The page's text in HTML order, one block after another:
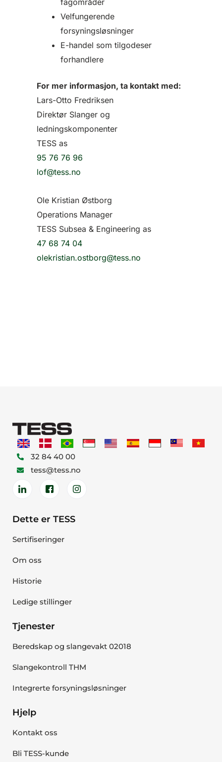
fagområder
Velfungerende
forsyningsløsninger
E-handel som tilgodeser
forhandlere
For mer informasjon, ta kontakt med:
Lars-Otto Fredriksen
Direktør Slanger og
ledningskomponenter
TESS as
95 76 76 96
lof@tess.no
Ole Kristian Østborg
Operations Manager
TESS Subsea & Engineering as
47 68 74 04
olekristian.ostborg@tess.no
32 84 40 00
tess@tess.no
Dette er TESS
Sertifiseringer
Om oss
Historie
Ledige stillinger
Tjenester
Beredskap og slangevakt 02018
Slangekontroll THM
Integrerte forsyningsløsninger
Hjelp
Kontakt oss
Bli TESS-kunde